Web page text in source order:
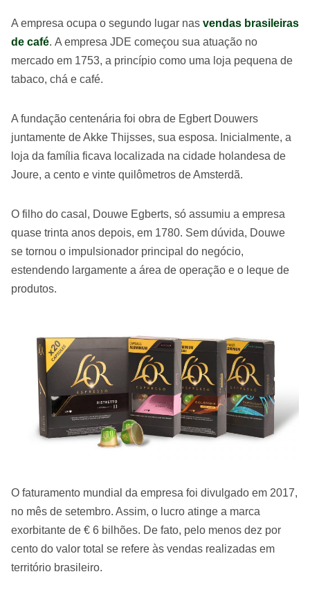
A empresa ocupa o segundo lugar nas vendas brasileiras
de café. A empresa JDE começou sua atuação no
mercado em 1753, a princípio como uma loja pequena de
tabaco, chá e café.
A fundação centenária foi obra de Egbert Douwers
juntamente de Akke Thijsses, sua esposa. Inicialmente, a
loja da família ficava localizada na cidade holandesa de
Joure, a cento e vinte quilômetros de Amsterdã.
O filho do casal, Douwe Egberts, só assumiu a empresa
quase trinta anos depois, em 1780. Sem dúvida, Douwe
se tornou o impulsionador principal do negócio,
estendendo largamente a área de operação e o leque de
produtos.
O faturamento mundial da empresa foi divulgado em 2017,
no mês de setembro. Assim, o lucro atinge a marca
exorbitante de € 6 bilhões. De fato, pelo menos dez por
cento do valor total se refere às vendas realizadas em
território brasileiro.